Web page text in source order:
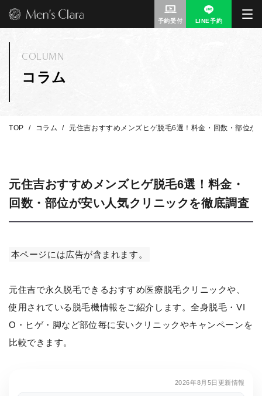
予約受付 LINE予約
コラム
COLUMN
TOP コラム 元住吉おすすめメンズヒゲ脱毛6選！料金・回数・部位が
元住吉おすすめメンズヒゲ脱毛6選！料金・
回数・部位が安い人気クリニックを徹底調査
本ページには広告が含まれます。
元住吉で永久脱毛できるおすすめ医療脱毛クリニックや、
使用されている脱毛機情報をご紹介します。全身脱毛・VI
O・ヒゲ・脚など部位毎に安いクリニックやキャンペーンを
比較できます。
2026年8月5日更新情報